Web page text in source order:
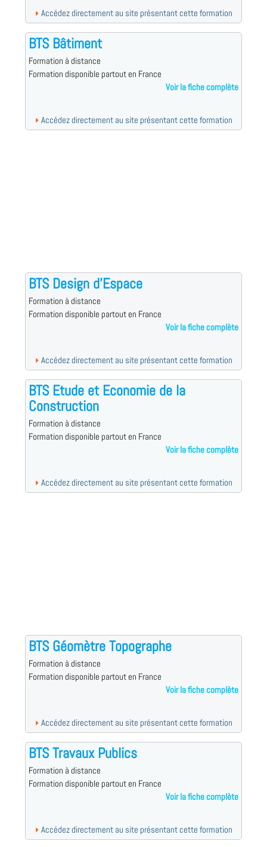
Accédez directement au site présentant cette formation
BTS Bâtiment
Formation à distance
Formation disponible partout en France
Voir la fiche complète
Accédez directement au site présentant cette formation
BTS Design d'Espace
Formation à distance
Formation disponible partout en France
Voir la fiche complète
Accédez directement au site présentant cette formation
BTS Etude et Economie de la
Construction
Formation à distance
Formation disponible partout en France
Voir la fiche complète
Accédez directement au site présentant cette formation
BTS Géomètre Topographe
Formation à distance
Formation disponible partout en France
Voir la fiche complète
Accédez directement au site présentant cette formation
BTS Travaux Publics
Formation à distance
Formation disponible partout en France
Voir la fiche complète
Accédez directement au site présentant cette formation